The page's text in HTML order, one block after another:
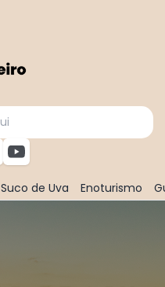
Suco de Uva Enoturismo